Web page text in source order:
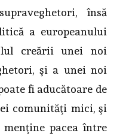
însă
a europeanului
creării unei noi
şi a unei noi
fi aducătoare de
comunităţi mici, şi
pacea între